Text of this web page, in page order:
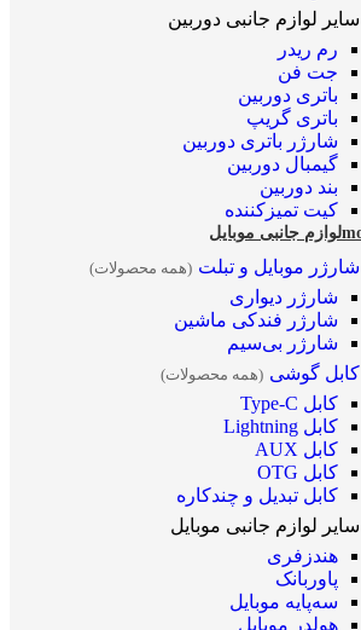
سایر لوازم جانبی دوربین
رم ریدر
جت فن
باتری دوربین
باتری گریپ
شارژر باتری دوربین
گیمبال دوربین
بند دوربین
کیت تمیز‌کننده
لوازم جانبی موبایل
شارژر موبایل و تبلت (همه محصولات)
شارژر دیواری
شارژر فندکی ماشین
شارژر بی‌سیم
کابل گوشی (همه محصولات)
کابل Type-C
کابل Lightning
کابل AUX
کابل OTG
کابل تبدیل و چندکاره
سایر لوازم جانبی موبایل
هندزفری
پاوربانک
سه‌پایه موبایل
هولدر موبایل